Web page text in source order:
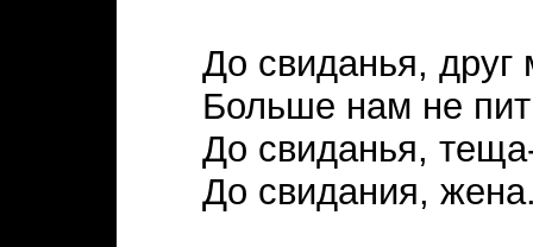
До свиданья,
Больше нам не
До свиданья,
До свидания,